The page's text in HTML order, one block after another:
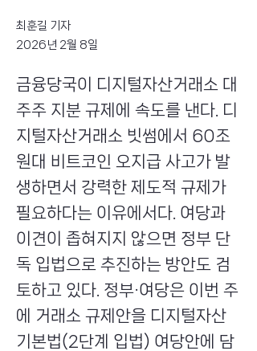
최훈길 기자
2026년 2월 8일
금융당국이 디지털자산거래소 대
주주 지분 규제에 속도를 낸다. 디
지털자산거래소 빗썸에서 60조
원대 비트코인 오지급 사고가 발
생하면서 강력한 제도적 규제가
필요하다는 이유에서다. 여당과
이견이 좁혀지지 않으면 정부 단
독 입법으로 추진하는 방안도 검
토하고 있다. 정부·여당은 이번 주
에 거래소 규제안을 디지털자산
기본법(2단계 입법) 여당안에 담